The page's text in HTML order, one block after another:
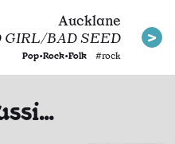
Aucklane
GIRL/BAD SEED
Pop•Rock•Folk #rock